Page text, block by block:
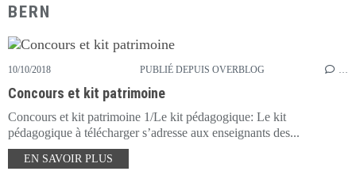
BERN
10/10/2018 PUBLIÉ DEPUIS OVERBLOG …
Concours et kit patrimoine
Concours et kit patrimoine 1/Le kit pédagogique: Le kit
pédagogique à télécharger s’adresse aux enseignants des...
EN SAVOIR PLUS